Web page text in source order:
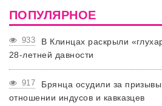
ПОПУЛЯРНОЕ
933
В Клинцах раскрыли
28-летней давности
917
Брянца осудили за
отношении индусов и кавказцев